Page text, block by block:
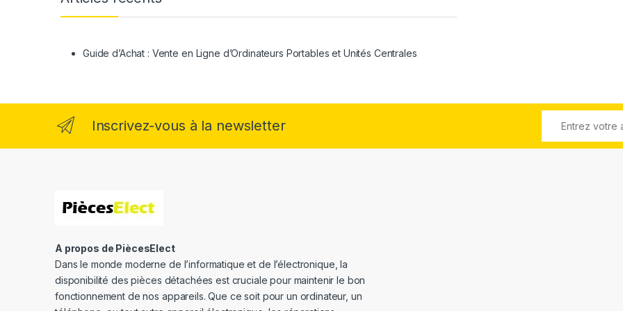
Guide d’Achat : Vente en Ligne d’Ordinateurs Portables et Unités Centrales
Inscrivez-vous à la newsletter
A propos de PiècesElect
Dans le monde moderne de l’informatique et de l’électronique, la
disponibilité des pièces détachées est cruciale pour maintenir le bon
fonctionnement de nos appareils. Que ce soit pour un ordinateur, un